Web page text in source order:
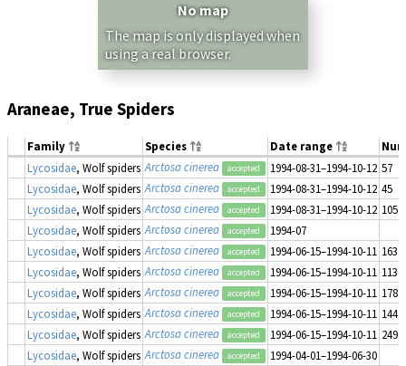
No map
The map is only displayed when
using a real browser.
Araneae, True Spiders
Family Species Date range
Lycosidae, Wolf spiders Arctosa cinerea accepted 1994-08-31–1994-10-12 57
Lycosidae, Wolf spiders Arctosa cinerea accepted 1994-08-31–1994-10-12 45
Lycosidae, Wolf spiders Arctosa cinerea accepted 1994-08-31–1994-10-12 105
Lycosidae, Wolf spiders Arctosa cinerea accepted
1994-07
Lycosidae, Wolf spiders Arctosa cinerea accepted 1994-06-15–1994-10-11 163
Lycosidae, Wolf spiders Arctosa cinerea accepted 1994-06-15–1994-10-11 113
Lycosidae, Wolf spiders Arctosa cinerea accepted 1994-06-15–1994-10-11 178
Lycosidae, Wolf spiders Arctosa cinerea accepted 1994-06-15–1994-10-11 144
Lycosidae, Wolf spiders Arctosa cinerea accepted 1994-06-15–1994-10-11 249
Lycosidae, Wolf spiders Arctosa cinerea accepted
1994-04-01–1994-06-30